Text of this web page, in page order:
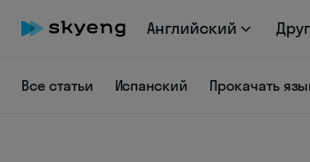
Английский
Все статьи Испанский Прокачать